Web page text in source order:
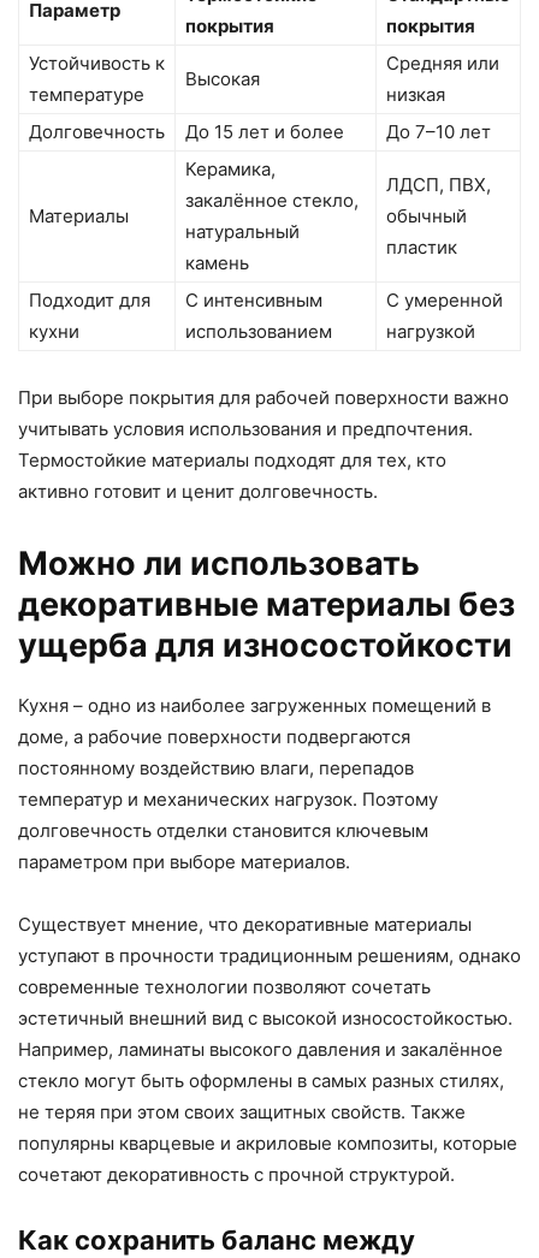
Параметр
покрытия
покрытия
Устойчивость к
температуре
Высокая
Средняя или
низкая
Долговечность
До 15 лет и более До 7–10 лет
Материалы
Керамика,
закалённое стекло,
натуральный
камень
ЛДСП, ПВХ,
обычный
пластик
Подходит для
кухни
С интенсивным
использованием
С умеренной
нагрузкой
При выборе покрытия для рабочей поверхности важно
учитывать условия использования и предпочтения.
Термостойкие материалы подходят для тех, кто
активно готовит и ценит долговечность.
Можно ли использовать
декоративные материалы без
ущерба для износостойкости
Кухня – одно из наиболее загруженных помещений в
доме, а рабочие поверхности подвергаются
постоянному воздействию влаги, перепадов
температур и механических нагрузок. Поэтому
долговечность отделки становится ключевым
параметром при выборе материалов.
Существует мнение, что декоративные материалы
уступают в прочности традиционным решениям, однако
современные технологии позволяют сочетать
эстетичный внешний вид с высокой износостойкостью.
Например, ламинаты высокого давления и закалённое
стекло могут быть оформлены в самых разных стилях,
не теряя при этом своих защитных свойств. Также
популярны кварцевые и акриловые композиты, которые
сочетают декоративность с прочной структурой.
Как сохранить баланс между